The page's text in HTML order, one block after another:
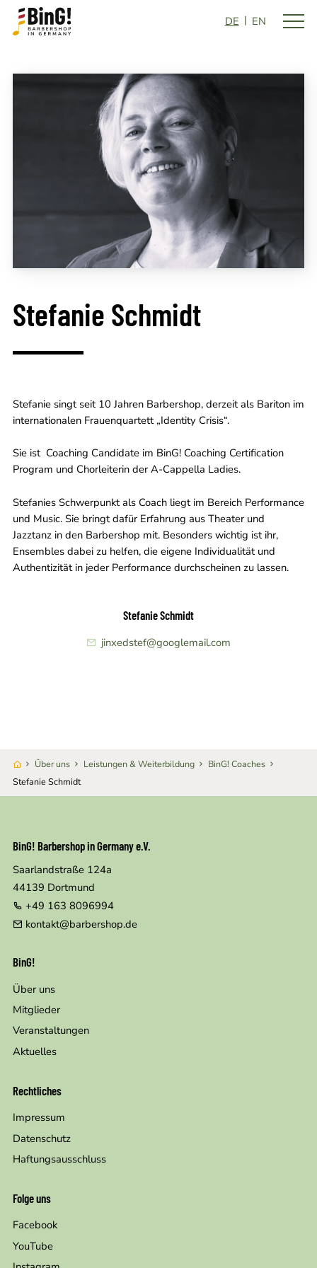
DE EN
Stefanie Schmidt
Stefanie singt seit 10 Jahren Barbershop, derzeit als Bariton im
internationalen Frauenquartett „Identity Crisis“.
Sie ist Coaching Candidate im BinG! Coaching Certification
Program und Chorleiterin der A-Cappella Ladies.
Stefanies Schwerpunkt als Coach liegt im Bereich Performance
und Music. Sie bringt dafür Erfahrung aus Theater und
Jazztanz in den Barbershop mit. Besonders wichtig ist ihr,
Ensembles dabei zu helfen, die eigene Individualität und
Authentizität in jeder Performance durchscheinen zu lassen.
Stefanie Schmidt
jinxedstef@googlemail.com
Über uns Leistungen & Weiterbildung
BinG! Coaches
Stefanie Schmidt
BinG! Barbershop in Germany e.V.
Saarlandstraße 124a
44139 Dortmund
+49 163 8096994
kontakt@barbershop.de
BinG!
Über uns
Mitglieder
Veranstaltungen
Aktuelles
Rechtliches
Impressum
Datenschutz
Haftungsausschluss
Folge uns
Facebook
YouTube